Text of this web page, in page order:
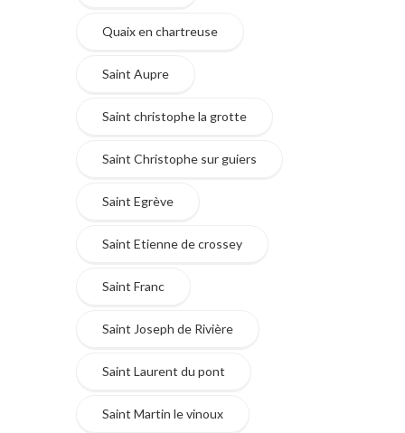
Quaix en chartreuse
Saint Aupre
Saint christophe la grotte
Saint Christophe sur guiers
Saint Egrève
Saint Etienne de crossey
Saint Franc
Saint Joseph de Rivière
Saint Laurent du pont
Saint Martin le vinoux